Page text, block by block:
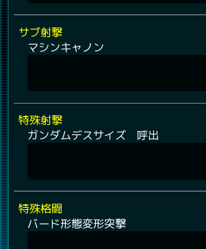
サブ射撃
マシンキャノン
特殊射撃
ガンダムデスサイズ 呼出
特殊格闘
バード形態変形突撃